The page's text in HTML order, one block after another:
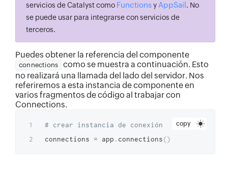
servicios de Catalyst como Functionsy AppSail. No
se puede usar para integrarse con servicios de
terceros.
Puedes obtener la referencia del componente
connections
como se muestra a continuación. Esto
no realizará una llamada del lado del servidor. Nos
referiremos a esta instancia de componente en
varios fragmentos de código al trabajar con
Connections.
copy
# crear instancia de conexión
connections = app . connections()